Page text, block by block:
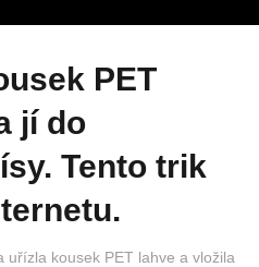
jí do
Tento trik
uřízla kousek PET lahve a vložila